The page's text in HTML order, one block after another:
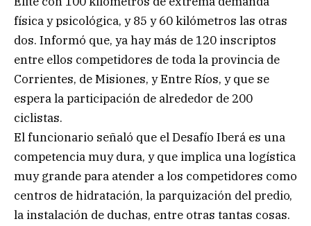
física y psicológica, y 85 y 60 kilómetros las otras
dos. Informó que, ya hay más de 120 inscriptos
entre ellos competidores de toda la provincia de
Corrientes, de Misiones, y Entre Ríos, y que se
espera la participación de alrededor de 200
ciclistas.
El funcionario señaló que el Desafío Iberá es una
competencia muy dura, y que implica una logística
muy grande para atender a los competidores como
centros de hidratación, la parquización del predio,
la instalación de duchas, entre otras tantas cosas.